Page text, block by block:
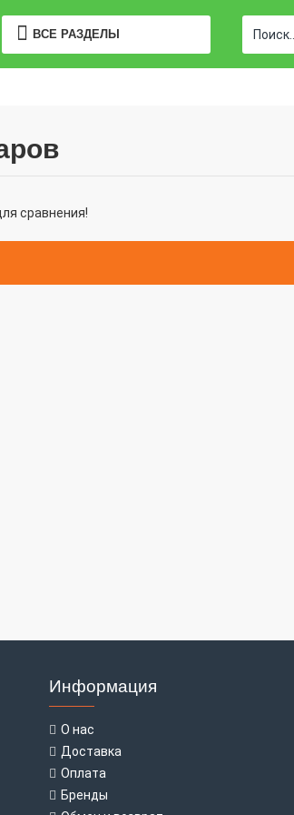
ВСЕ РАЗДЕЛЫ
сравнения!
Информация
О нас
Доставка
Оплата
Бренды